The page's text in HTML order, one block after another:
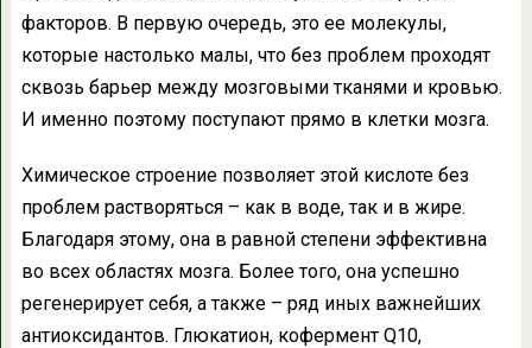
факторов. В первую очередь, это ее молекулы,
которые настолько малы, что без проблем проходят
сквозь барьер между мозговыми тканями и кровью.
И именно поэтому поступают прямо в клетки мозга.
Химическое строение позволяет этой кислоте без
проблем растворяться – как в воде, так и в жире.
Благодаря этому, она в равной степени эффективна
во всех областях мозга. Более того, она успешно
регенерирует себя, а также – ряд иных важнейших
антиоксидантов. Глюкатион, кофермент Q10,